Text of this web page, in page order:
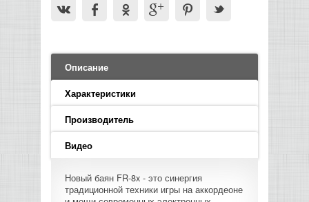
УСИЛИТЕЛИ
МИКШЕРЫ ЦИФРОВЫЕ
ЛИНЕЙНЫЕ МАССИВЫ
САБВУФЕРЫ ПАССИВНЫЕ
CD|DVD|FLASH|USB ПЛЕЕРЫ,
LED PAR
БАСОВЫЕ УСИЛИТЕЛИ И КАБИНЕТЫ
ГИТАРНЫЕ ПРИНАДЛЕЖНОСТИ
СЕМПЛЕРЫ И ГРУВБОКСЫ
СТОЙКИ ДЛЯ КЛАВИШНЫХ
ПРЕАМПЫ И МИКРОФОННЫЕ
ПРОГРАММНОЕ ОБЕСПЕЧЕНИЕ
ФЛЕЙТЫ
ПРОИГРЫВАТЕЛИ ВИНИЛА
ВИДЕО РЕКОРДЕРЫ
ВИДЕО КОНВЕРТЕРЫ
АКУСТИЧЕСКИЕ
ГРОМКОГОВОРИТЕЛИ
АНОНСЫ НОВИНОК
ИНФОРМАЦИЯ
О МАГАЗИНЕ
КАК КУПИТЬ
ДОСТАВКА
Описание
Характеристики
Производитель
Видео
Новый баян FR-8x - это синергия
традиционной техники игры на аккордеоне